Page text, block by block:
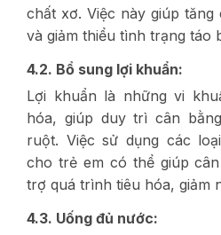
chất xơ. Việc này giúp
và giảm thiểu tình trạng táo
4.2. Bổ sung lợi khuẩn:
Lợi khuẩn là những vi
hóa, giúp duy trì cân
ruột. Việc sử dụng các
cho trẻ em có thể giúp
trợ quá trình tiêu hóa, giảm
4.3. Uống đủ nước: